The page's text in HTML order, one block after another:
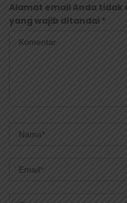
Alamat email Anda tidak
yang wajib ditandai *